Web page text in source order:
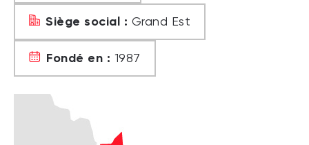
Siège social : Grand Est
Fondé en : 1987